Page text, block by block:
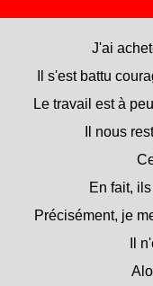
J'ai
Il s'est battu
Le travail est à
Il nous
En fait,
Précisément, je
Il